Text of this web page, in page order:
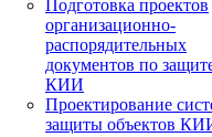
Подготовка проектов
организационно-
распорядительных
документов по
КИИ
Проектирование
защиты объектов